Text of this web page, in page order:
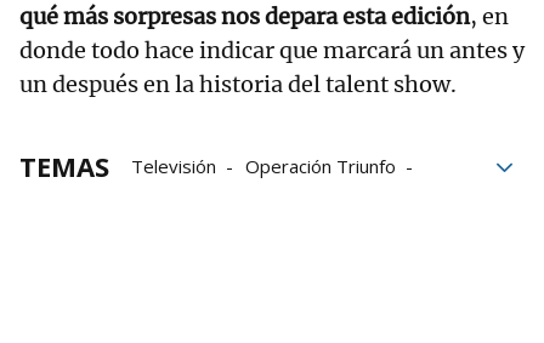
qué más sorpresas nos depara esta edición, en
donde todo hace indicar que marcará un antes y
un después en la historia del talent show.
TEMAS Televisión
Operación Triunfo